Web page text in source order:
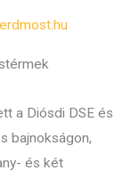
a Diósdi DSE és
bajnokságon,
és két